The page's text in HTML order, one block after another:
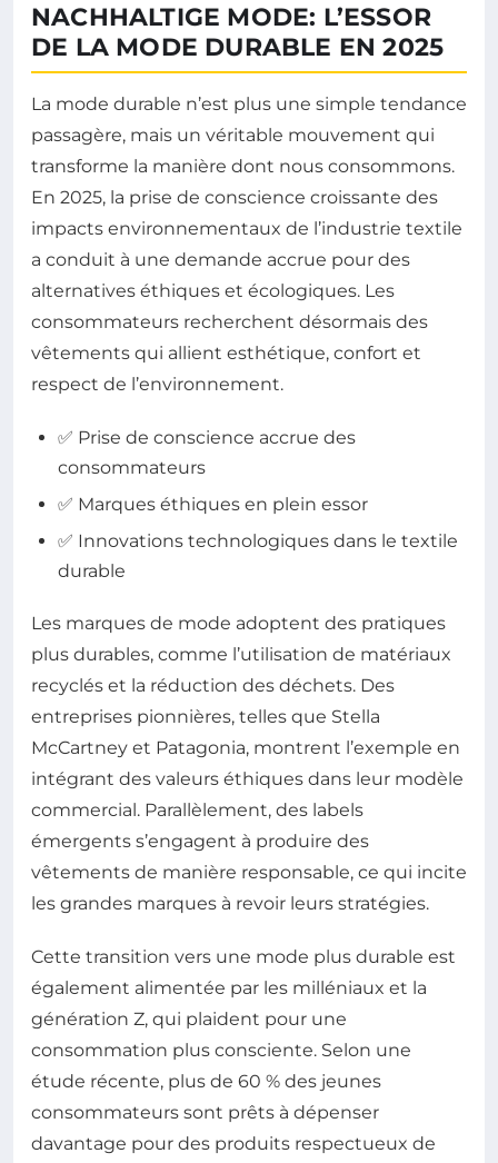
NACHHALTIGE MODE: L’ESSOR
DE LA MODE DURABLE EN 2025
La mode durable n’est plus une simple tendance
passagère, mais un véritable mouvement qui
transforme la manière dont nous consommons.
En 2025, la prise de conscience croissante des
impacts environnementaux de l’industrie textile
a conduit à une demande accrue pour des
alternatives éthiques et écologiques. Les
consommateurs recherchent désormais des
vêtements qui allient esthétique, confort et
respect de l’environnement.
✅ Prise de conscience accrue des
consommateurs
✅ Marques éthiques en plein essor
✅ Innovations technologiques dans le textile
durable
Les marques de mode adoptent des pratiques
plus durables, comme l’utilisation de matériaux
recyclés et la réduction des déchets. Des
entreprises pionnières, telles que Stella
McCartney et Patagonia, montrent l’exemple en
intégrant des valeurs éthiques dans leur modèle
commercial. Parallèlement, des labels
émergents s’engagent à produire des
vêtements de manière responsable, ce qui incite
les grandes marques à revoir leurs stratégies.
Cette transition vers une mode plus durable est
également alimentée par les milléniaux et la
génération Z, qui plaident pour une
consommation plus consciente. Selon une
étude récente, plus de 60 % des jeunes
consommateurs sont prêts à dépenser
davantage pour des produits respectueux de